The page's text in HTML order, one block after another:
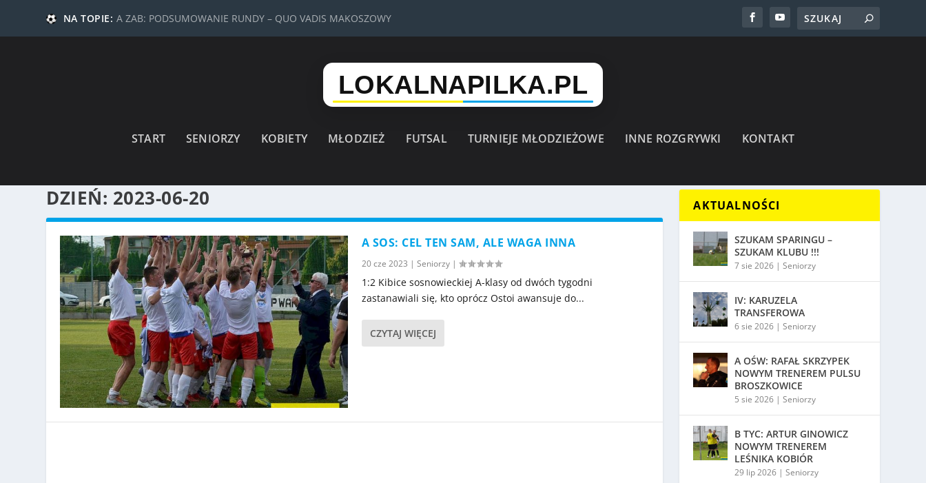
NA TOPIE: A ZAB: PODSUMOWANIE RUNDY – QUO VADIS MAKOSZOWY
START SENIORZY KOBIETY MŁODZIEŻ FUTSAL TURNIEJE MŁODZIEŻOWE INNE ROZGRYWKI KONTAKT
DZIEŃ: 2023-06-20
A SOS: CEL TEN SAM, ALE WAGA INNA
20 cze 2023 | Seniorzy|
1:2 Kibice sosnowieckiej A-klasy od dwóch tygodni
zastanawiali się, kto oprócz Ostoi awansuje do...
CZYTAJ WIĘCEJ
AKTUALNOŚCI
SZUKAM SPARINGU –
SZUKAM KLUBU !!!
7 sie 2026 |Seniorzy
IV: KARUZELA
TRANSFEROWA
6 sie 2026 |Seniorzy
A OŚW: RAFAŁ SKRZYPEK
NOWYM TRENEREM PULSU
BROSZKOWICE
5 sie 2026 |Seniorzy
B TYC: ARTUR GINOWICZ
NOWYM TRENEREM
LEŚNIKA KOBIÓR
29 lip 2026 |Seniorzy